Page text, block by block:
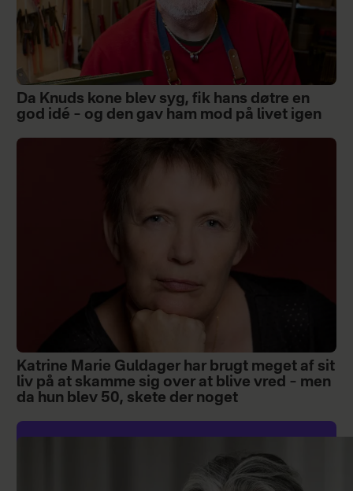
Da Knuds kone blev syg, fik hans døtre en
god idé – og den gav ham mod på livet igen
Katrine Marie Guldager har brugt meget af sit
liv på at skamme sig over at blive vred – men
da hun blev 50, skete der noget